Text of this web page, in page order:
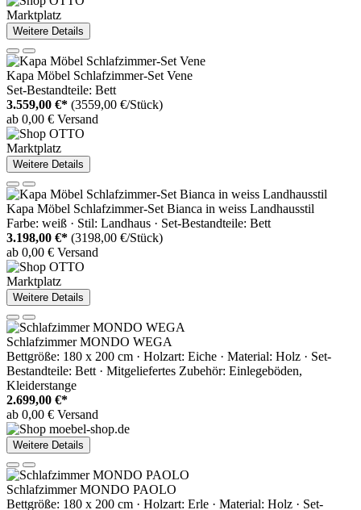
Marktplatz
Weitere Details
Kapa Möbel Schlafzimmer-Set Vene
Set-Bestandteile: Bett
3.559,00 €* (3559,00 €/Stück)
ab 0,00 € Versand
Marktplatz
Weitere Details
Kapa Möbel Schlafzimmer-Set Bianca in weiss Landhausstil
Farbe: weiß · Stil: Landhaus · Set-Bestandteile: Bett
3.198,00 €* (3198,00 €/Stück)
ab 0,00 € Versand
Marktplatz
Weitere Details
Schlafzimmer MONDO WEGA
Bettgröße: 180 x 200 cm · Holzart: Eiche · Material: Holz · Set-
Bestandteile: Bett · Mitgeliefertes Zubehör: Einlegeböden,
Kleiderstange
2.699,00 €*
ab 0,00 € Versand
Weitere Details
Schlafzimmer MONDO PAOLO
Bettgröße: 180 x 200 cm · Holzart: Erle · Material: Holz · Set-